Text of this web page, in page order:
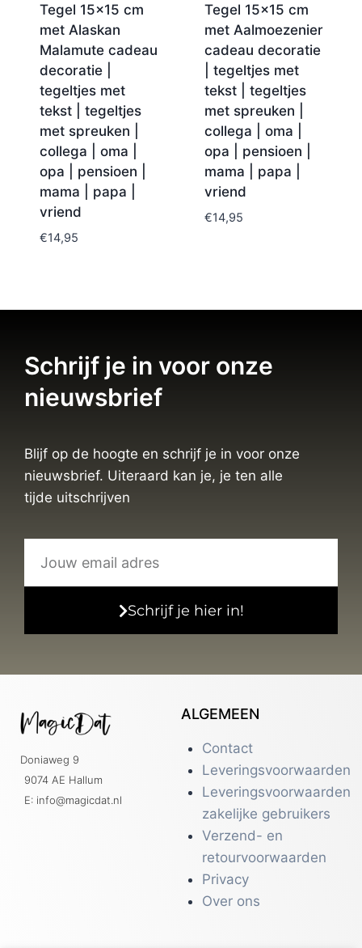
Tegel 15×15 cm
met Alaskan
Malamute cadeau
decoratie |
tegeltjes met
tekst | tegeltjes
met spreuken |
collega | oma |
opa | pensioen |
mama | papa |
vriend
€14,95
Tegel 15×15 cm
met Aalmoezenier
cadeau decoratie
| tegeltjes met
tekst | tegeltjes
met spreuken |
collega | oma |
opa | pensioen |
mama | papa |
vriend
€14,95
Schrijf je in voor onze
nieuwsbrief
Blijf op de hoogte en schrijf je in voor onze
nieuwsbrief. Uiteraard kan je, je ten alle
tijde uitschrijven
Schrijf je hier in!
Doniaweg 9
9074 AE Hallum
E: info@magicdat.nl
ALGEMEEN
Contact
Leveringsvoorwaarden
Leveringsvoorwaarden
zakelijke gebruikers
Verzend- en
retourvoorwaarden
Privacy
Over ons